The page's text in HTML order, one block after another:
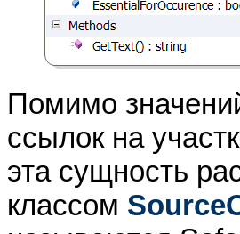
Помимо
ссылок на
эта сущность
классом